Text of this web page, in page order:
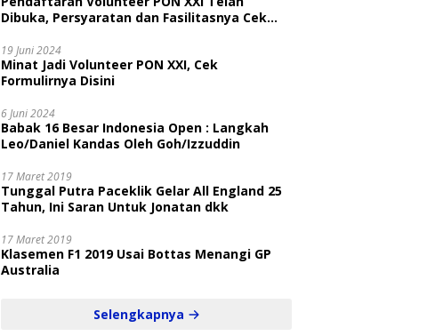
Dibuka, Persyaratan dan Fasilitasnya Cek
19 Juni 2024
Minat Jadi Volunteer PON XXI, Cek
Formulirnya Disini
6 Juni 2024
Babak 16 Besar Indonesia Open : Langkah
Leo/Daniel Kandas Oleh Goh/Izzuddin
17 Maret 2019
Tunggal Putra Paceklik Gelar All England 25
Tahun, Ini Saran Untuk Jonatan dkk
17 Maret 2019
Klasemen F1 2019 Usai Bottas Menangi GP
Australia
Selengkapnya